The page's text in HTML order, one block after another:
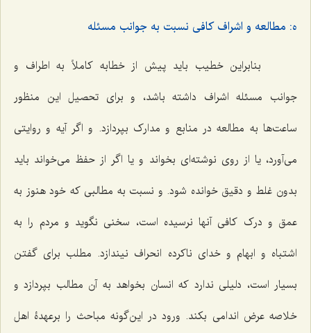
ه: مطالعه و اشراف کافی نسبت به جوانب مسئله
بنابراین خطیب باید پیش از خطابه کاملاً به اطراف و
جوانب مسئله اشراف داشته باشد، و برای تحصیل این منظور
ساعت‌ها به مطالعه در منابع و مدارک بپردازد. و اگر آیه و روایتی
می‌آورد، یا از روی نوشته‌ای بخواند و یا اگر از حفظ می‌خواند باید
بدون غلط و دقیق خوانده شود. و نسبت به مطالبی که خود هنوز به
عمق و درک کافی آنها نرسیده است، سخنی نگوید و مردم را به
اشتباه و ابهام و خدای ناکرده انحراف نیندازد. مطلب برای گفتن
بسیار است، دلیلی ندارد که انسان بخواهد به آن مطالب بپردازد و
خلاصه عرض اندامی بکند. ورود در این‌گونه مباحث را برعهدۀ اهل